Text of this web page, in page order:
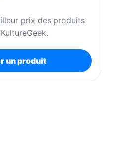
prix des produits
un produit